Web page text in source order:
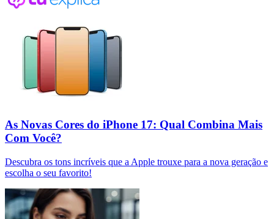
As Novas Cores do iPhone 17: Qual Combina Mais
Com Você?
Descubra os tons incríveis que a Apple trouxe para a nova geração e
escolha o seu favorito!